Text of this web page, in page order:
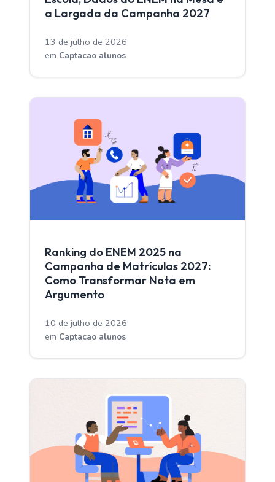
a Largada da Campanha 2027
13 de julho de 2026
em Captacao alunos
Ranking do ENEM 2025 na
Campanha de Matrículas 2027:
Como Transformar Nota em
Argumento
10 de julho de 2026
em Captacao alunos